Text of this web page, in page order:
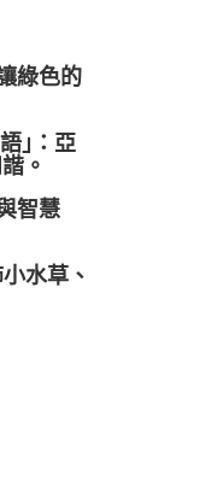
綠色的
｣：亞
。
智慧
水草、